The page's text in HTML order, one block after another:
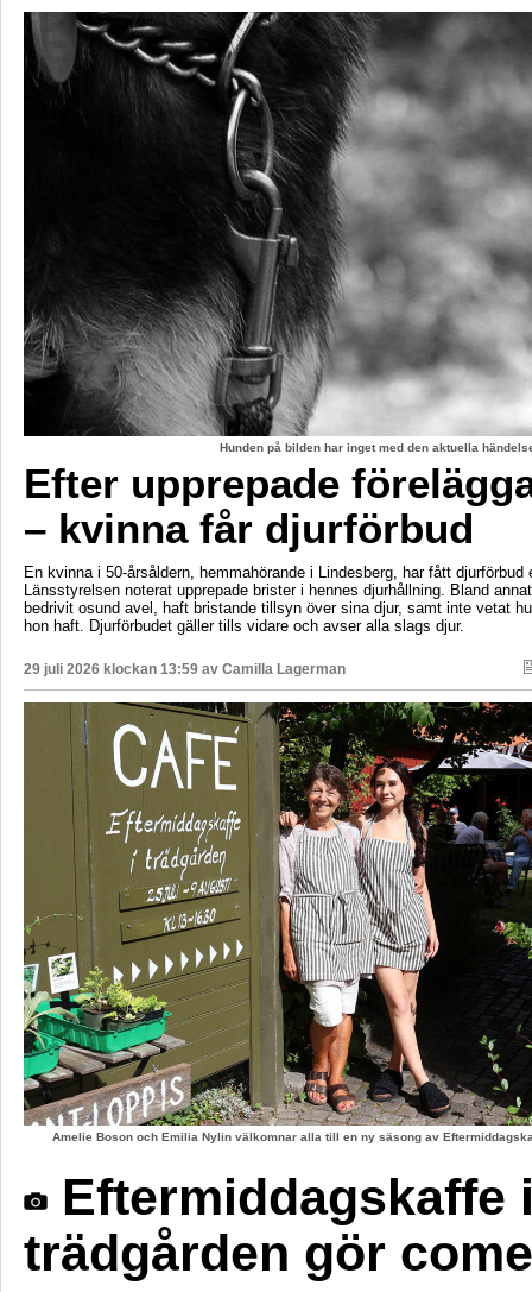
Hunden på bilden har inget med den aktuella
Efter upprepade
– kvinna får djurförbud
En kvinna i 50-årsåldern, hemmahörande i Lindesberg, har fått djurförbud
Länsstyrelsen noterat upprepade brister i hennes djurhållning. Bland
bedrivit osund avel, haft bristande tillsyn över sina djur, samt inte vetat
hon haft. Djurförbudet gäller tills vidare och avser alla slags djur.
29 juli 2026 klockan 13:59 av Camilla Lagerman
Amelie Boson och Emilia Nylin välkomnar alla till en ny säsong av
Eftermiddagskaffe
trädgården gör